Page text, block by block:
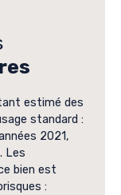
estimé des
standard :
2021,
Les
bien est
: